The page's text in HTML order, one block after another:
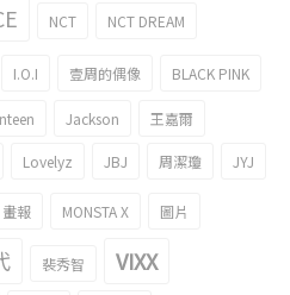
NCT NCT DREAM
I.O.I 壹周的偶像 BLACK PINK
Jackson 王嘉爾
Lovelyz JBJ 周潔瓊 JYJ
畫報 MONSTA X 圖片
裴秀智 VIXX